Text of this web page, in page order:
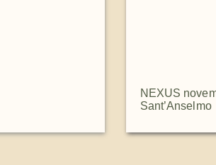
NEXUS
Sant’Anselmo